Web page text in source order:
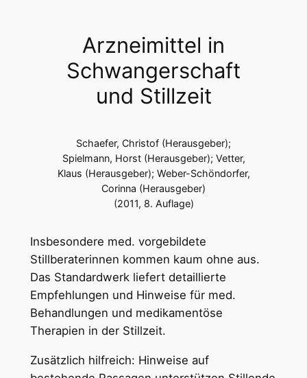
Arzneimittel in
Schwangerschaft
und Stillzeit
Schaefer, Christof (Herausgeber);
Spielmann, Horst (Herausgeber); Vetter,
Klaus (Herausgeber); Weber-Schöndorfer,
Corinna (Herausgeber)
(2011, 8. Auflage)
Insbesondere med. vorgebildete
Stillberaterinnen kommen kaum ohne aus.
Das Standardwerk liefert detaillierte
Empfehlungen und Hinweise für med.
Behandlungen und medikamentöse
Therapien in der Stillzeit.
Zusätzlich hilfreich: Hinweise auf